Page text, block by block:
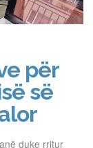
për
së
duke rritur